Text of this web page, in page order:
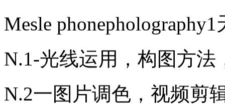
Mesle phonepholography1
N.1-光线运用，构图方法
N.2一图片调色，视频剪